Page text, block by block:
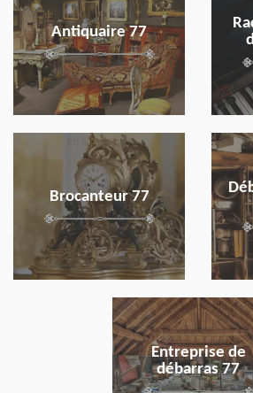
Antiquaire 77
Brocanteur 77
en savoir plus
Entreprise de
débarras 77
en savoir plus